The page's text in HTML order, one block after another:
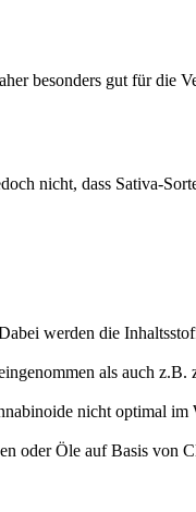
besonders gut für die
nicht, dass Sativa-
werden die
als auch
nicht optimal im
oder Öle auf Basis von